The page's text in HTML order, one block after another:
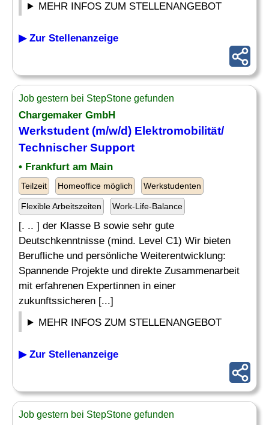
MEHR INFOS ZUM STELLENANGEBOT
▶ Zur Stellenanzeige
Job gestern bei StepStone gefunden
Chargemaker GmbH
Werkstudent (m/w/d) Elektromobilität/
Technischer Support
• Frankfurt am Main
Teilzeit Homeoffice möglich Werkstudenten
Flexible Arbeitszeiten Work-Life-Balance
[. .. ] der Klasse B sowie sehr gute
Deutschkenntnisse (mind. Level C1) Wir bieten
Berufliche und persönliche Weiterentwicklung:
Spannende Projekte und direkte Zusammenarbeit
mit erfahrenen Expertinnen in einer
zukunftssicheren [...]
MEHR INFOS ZUM STELLENANGEBOT
▶ Zur Stellenanzeige
Job gestern bei StepStone gefunden